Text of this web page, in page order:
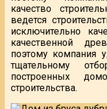
качество
ведется
исключительно
качественной
поэтому компания
тщательному
построенных
строительства.